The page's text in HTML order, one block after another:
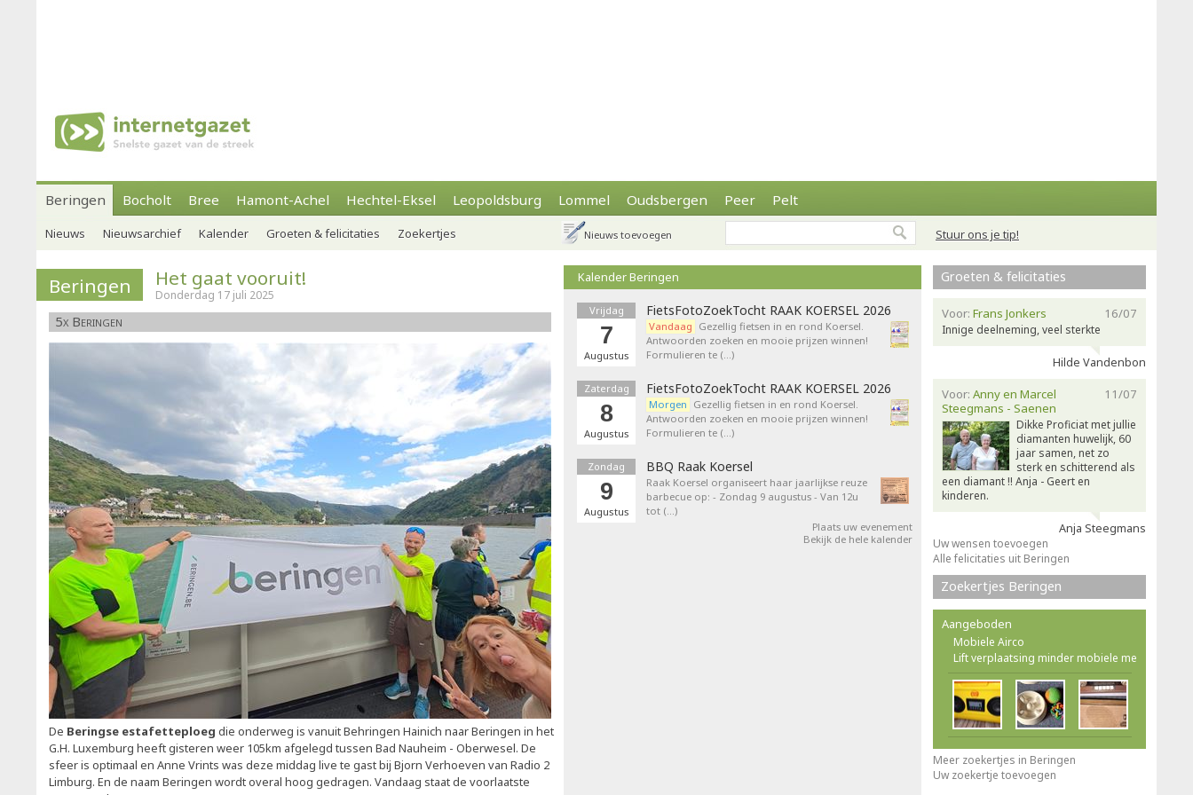
Beringen Bocholt Bree Hamont-Achel Hechtel-Eksel Leopoldsburg Lommel Oudsbergen Peer Pelt
Stuur ons je tip!
Nieuws Nieuwsarchief Kalender Groeten & felicitaties Zoekertjes Nieuws toevoegen
Beringen Het gaat vooruit!
Donderdag 17 juli 2025
5x Beringen
De Beringse estafetteploeg die onderweg is vanuit Behringen Hainich naar Beringen in het
G.H. Luxemburg heeft gisteren weer 105km afgelegd tussen Bad Nauheim - Oberwesel. De
sfeer is optimaal en Anne Vrints was deze middag live te gast bij Bjorn Verhoeven van Radio 2
Limburg. En de naam Beringen wordt overal hoog gedragen. Vandaag staat de voorlaatste
Kalender Beringen
Vrijdag
7
Augustus
FietsFotoZoekTocht RAAK KOERSEL 2026
Vandaag Gezellig fietsen in en rond Koersel.
Antwoorden zoeken en mooie prijzen winnen!
Formulieren te (…)
Zaterdag
8
Augustus
FietsFotoZoekTocht RAAK KOERSEL 2026
Morgen Gezellig fietsen in en rond Koersel.
Antwoorden zoeken en mooie prijzen winnen!
Formulieren te (…)
Zondag
9
Augustus
BBQ Raak Koersel
Raak Koersel organiseert haar jaarlijkse reuze
barbecue op: - Zondag 9 augustus - Van 12u
tot (…)
Plaats uw evenement
Bekijk de hele kalender
Groeten & felicitaties
16/07
Voor: Frans Jonkers
Innige deelneming, veel sterkte
Hilde Vandenbon
11/07
Voor: Anny en Marcel
Steegmans - Saenen
Dikke Proficiat met jullie
diamanten huwelijk, 60
jaar samen, net zo
sterk en schitterend als
een diamant !! Anja - Geert en
kinderen.
Anja Steegmans
Uw wensen toevoegen
Alle felicitaties uit Beringen
Zoekertjes Beringen
Aangeboden
Mobiele Airco
Lift verplaatsing minder mobiele me
Meer zoekertjes in Beringen
Uw zoekertje toevoegen